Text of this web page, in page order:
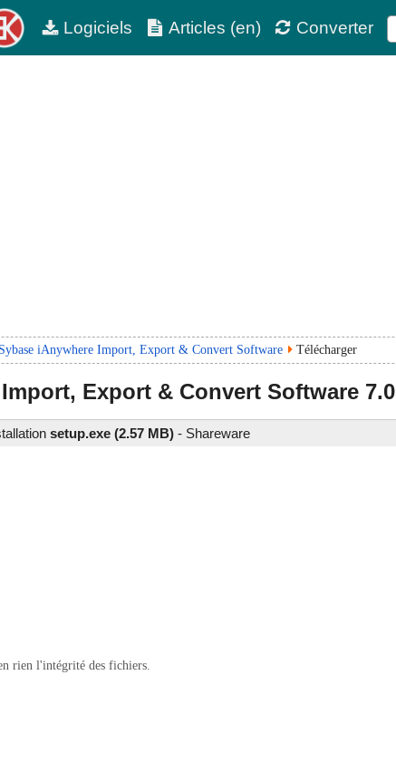
Logiciels Articles (en) Converter
iAnywhere Import, Export & Convert Software Télécharger
Export & Convert Software 7.0
setup.exe (2.57 MB) - Shareware
rien l'intégrité des fichiers.